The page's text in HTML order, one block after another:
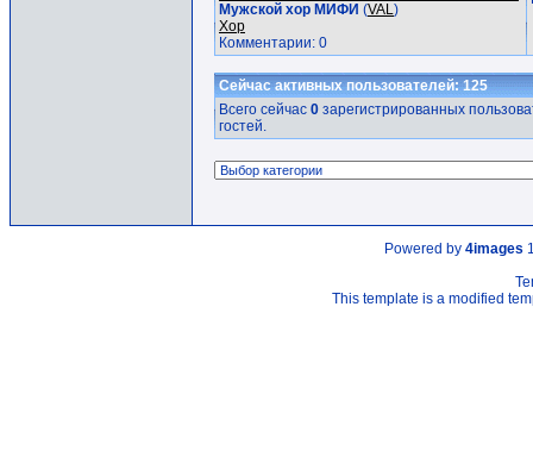
Мужской хор МИФИ (VAL)
Хор
Комментарии: 0
Сейчас активных пользователей: 125
Всего сейчас 0 зарегистрированных
гостей.
Powered by 4images
This template is a modified